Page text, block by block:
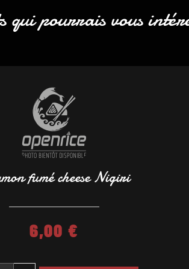
qui pourrais vous
fumé cheese Nigiri
6,00 €